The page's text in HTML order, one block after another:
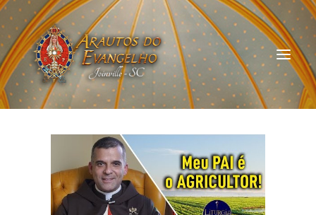
QUEM SOMOS
ARAUTOS JOINVILLE